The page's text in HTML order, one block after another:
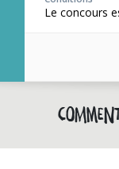
Le concours